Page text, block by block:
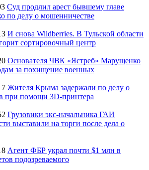
Суд продлил арест бывшему главе
по делу о мошенничестве
И снова Wildberries. В Тульской области
сортировочный центр
Основателя ЧВК «Ястреб» Марущенко
за похищение военных
Жителя Крыма задержали по делу о
при помощи 3D‑принтера
Грузовики экс-начальника ГАИ
выставили на торги после дела о
Агент ФБР украл почти $1 млн в
подозреваемого